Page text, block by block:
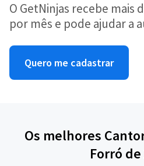
O GetNinjas recebe mais
por mês e pode ajudar a
Quero me cadastrar
Os melhores
Forró de